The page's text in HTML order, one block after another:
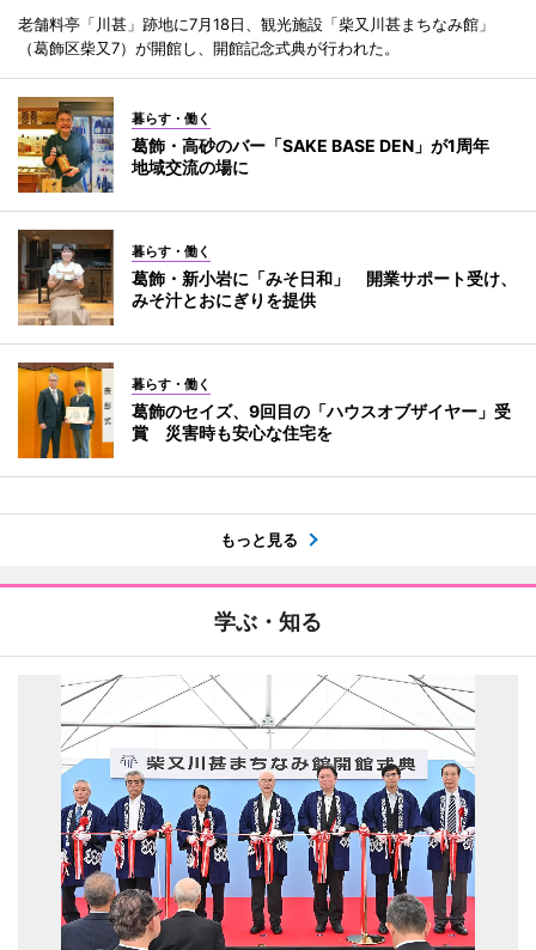
老舗料亭「川甚」跡地に7月18日、観光施設「柴又川甚まちなみ館」
（葛飾区柴又7）が開館し、開館記念式典が行われた。
暮らす・働く
葛飾・高砂のバー「SAKE BASE DEN」が1周年
地域交流の場に
暮らす・働く
葛飾・新小岩に「みそ日和」 開業サポート受け、
みそ汁とおにぎりを提供
暮らす・働く
葛飾のセイズ、9回目の「ハウスオブザイヤー」受
賞 災害時も安心な住宅を
もっと見る
学ぶ・知る